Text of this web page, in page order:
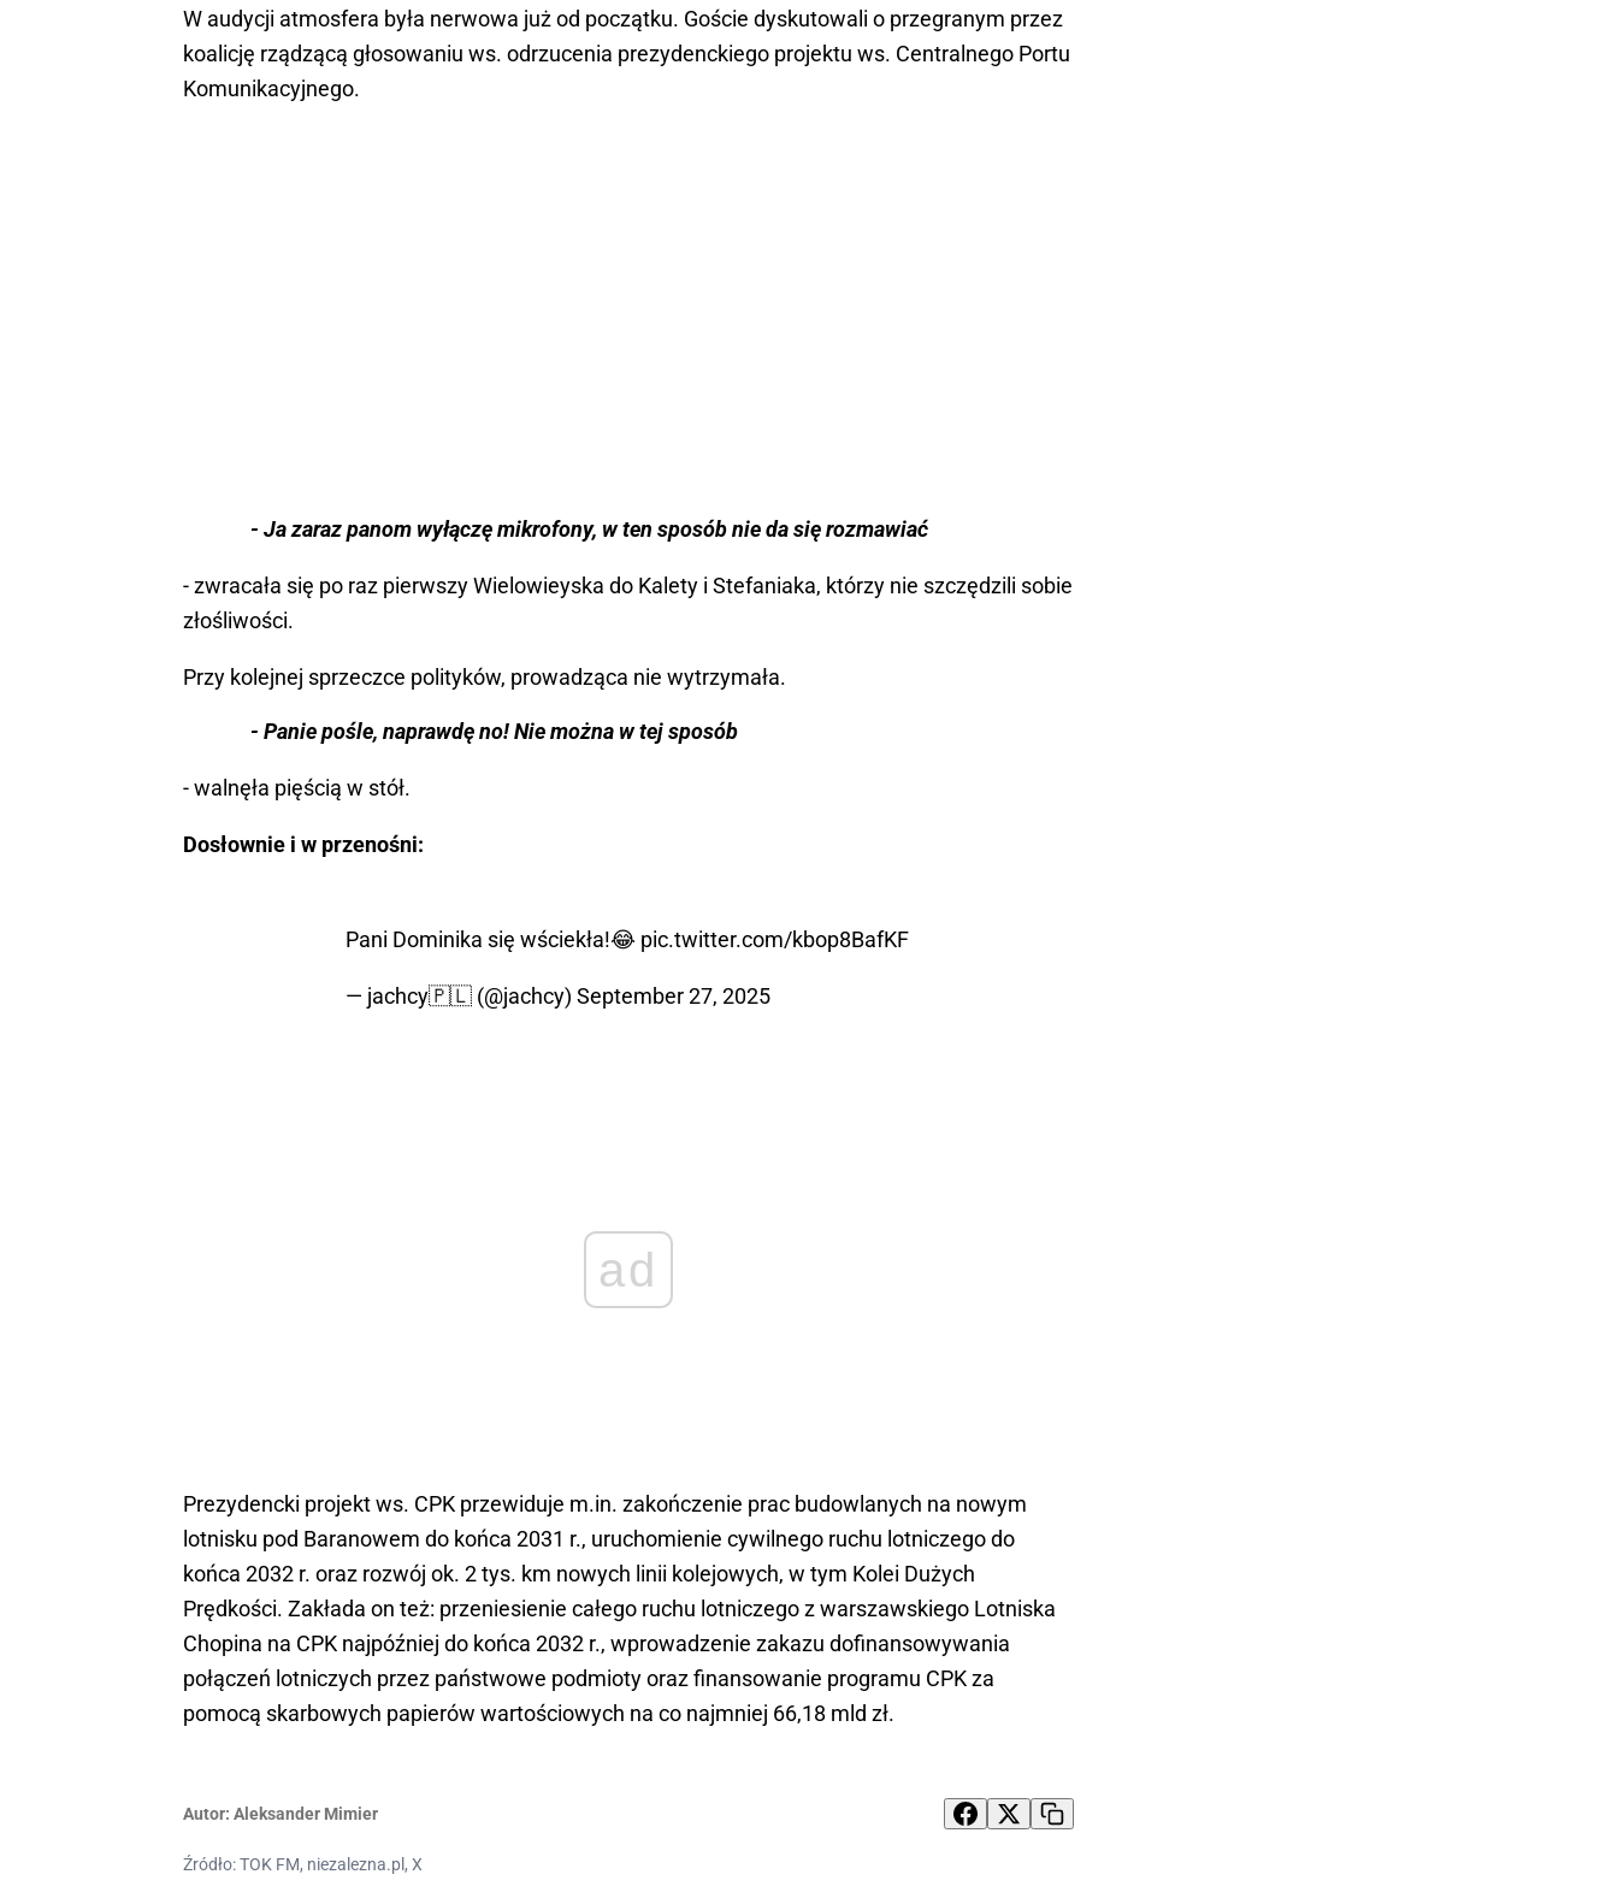
W audycji atmosfera była nerwowa już od początku. Goście dyskutowali o przegranym przez
koalicję rządzącą głosowaniu ws. odrzucenia prezydenckiego projektu ws. Centralnego Portu
Komunikacyjnego.
- Ja zaraz panom wyłączę mikrofony, w ten sposób nie da się rozmawiać
- zwracała się po raz pierwszy Wielowieyska do Kalety i Stefaniaka, którzy nie szczędzili sobie
złośliwości.
Przy kolejnej sprzeczce polityków, prowadząca nie wytrzymała.
- Panie pośle, naprawdę no! Nie można w tej sposób
- walnęła pięścią w stół.
Dosłownie i w przenośni:
Pani Dominika się wściekła!😂 pic.twitter.com/kbop8BafKF
— jachcy🇵🇱 (@jachcy) September 27, 2025
ad
Prezydencki projekt ws. CPK przewiduje m.in. zakończenie prac budowlanych na nowym
lotnisku pod Baranowem do końca 2031 r., uruchomienie cywilnego ruchu lotniczego do
końca 2032 r. oraz rozwój ok. 2 tys. km nowych linii kolejowych, w tym Kolei Dużych
Prędkości. Zakłada on też: przeniesienie całego ruchu lotniczego z warszawskiego Lotniska
Chopina na CPK najpóźniej do końca 2032 r., wprowadzenie zakazu dofinansowywania
połączeń lotniczych przez państwowe podmioty oraz finansowanie programu CPK za
pomocą skarbowych papierów wartościowych na co najmniej 66,18 mld zł.
Autor: Aleksander Mimier
Źródło: TOK FM, niezalezna.pl, X